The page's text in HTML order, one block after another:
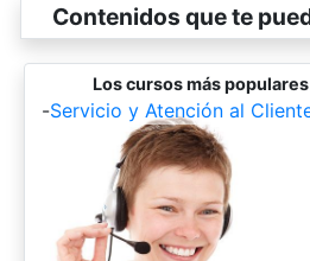
Contenidos que te
Los cursos más
-Servicio y Atención al